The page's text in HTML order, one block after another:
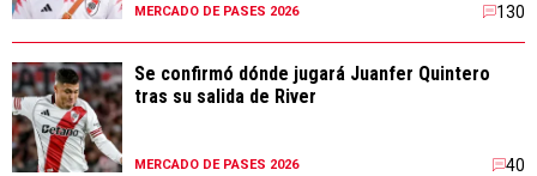
MERCADO DE PASES 2026 130
Se confirmó dónde jugará Juanfer Quintero
tras su salida de River
MERCADO DE PASES 2026 40